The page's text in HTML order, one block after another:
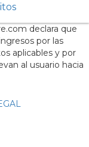
declara que
por las
aplicables y por
al usuario hacia